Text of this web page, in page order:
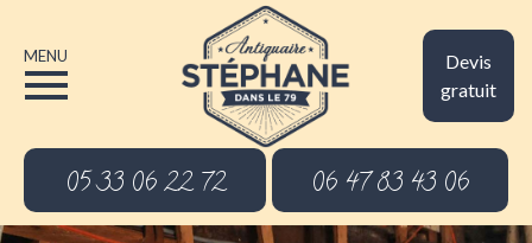
Devis
gratuit
MENU
05 33 06 22 72 06 47 83 43 06